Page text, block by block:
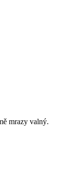
mrazy valný.